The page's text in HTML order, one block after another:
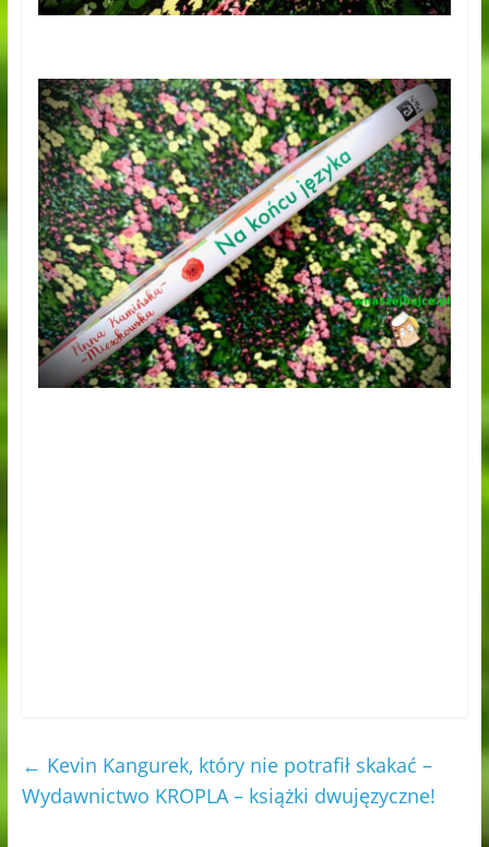
← Kevin Kangurek, który nie potrafił skakać –
Wydawnictwo KROPLA – książki dwujęzyczne!